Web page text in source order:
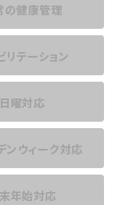
の健康管理
リテーション
日曜対応
ンウィーク対応
年始対応